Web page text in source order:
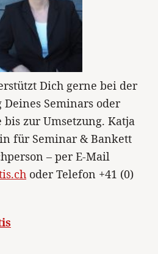
Dich gerne bei der
Seminars oder
zur Umsetzung. Katja
für Seminar & Bankett
– per E-Mail
oder Telefon +41 (0)